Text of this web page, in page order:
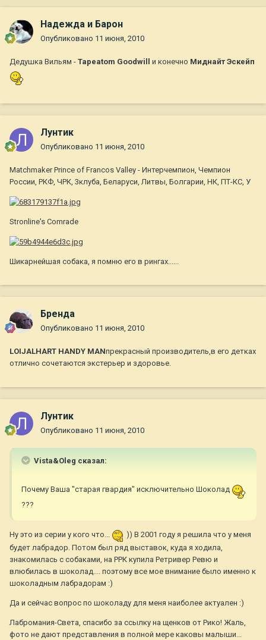
Надежда и Барон
Опубликовано 11 июня, 2010
Дедушка Вильям - Tapeatom Goodwill и конечно Миднайт Эскейп
Лунтик
Опубликовано 11 июня, 2010
Matchmaker Prince of Francos Valleу - Интерчемпион, Чемпион
России, РКФ, ЧРК, 3клуба, Беларуси, Литвы, Болгарии, НК, ПТ-КС, У
Stronline's Comrade
Шикарнейшая собака, я помню его в рингах......
Бренда
Опубликовано 11 июня, 2010
LOIJALHART HANDY MANпрекрасный производитель,в его детках
отлично сочетаются экстерьер и здоровье.
Лунтик
Опубликовано 11 июня, 2010
Vista&Oleg сказал:
Почему Ваша "старая гвардия" исключительно Шоколад
???
Ну это из серии у кого что...
)) В 2001 году я решила что у меня
будет лабрадор. Потом был ряд выставок, куда я ходила,
знакомилась с собаками, на РРК купила Ретривер Ревю и
влюбилась в шоколад.... поэтому все мое внимание было именно к
шоколадным лабрадорам :)
Да и сейчас вопрос по шоколаду для меня наиболее актуален :)
Лабромания-Света, спасибо за ссылку на щенков от Рико! Жаль,
фото не дают представления в полной мере каковы малыши...